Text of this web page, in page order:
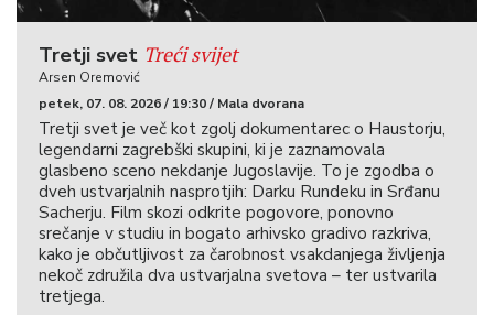
Tretji svet Treći svijet
Arsen Oremović
petek, 07. 08. 2026 / 19:30 / Mala dvorana
Tretji svet je več kot zgolj dokumentarec o Haustorju,
legendarni zagrebški skupini, ki je zaznamovala
glasbeno sceno nekdanje Jugoslavije. To je zgodba o
dveh ustvarjalnih nasprotjih: Darku Rundeku in Srđanu
Sacherju. Film skozi odkrite pogovore, ponovno
srečanje v studiu in bogato arhivsko gradivo razkriva,
kako je občutljivost za čarobnost vsakdanjega življenja
nekoč združila dva ustvarjalna svetova – ter ustvarila
tretjega.